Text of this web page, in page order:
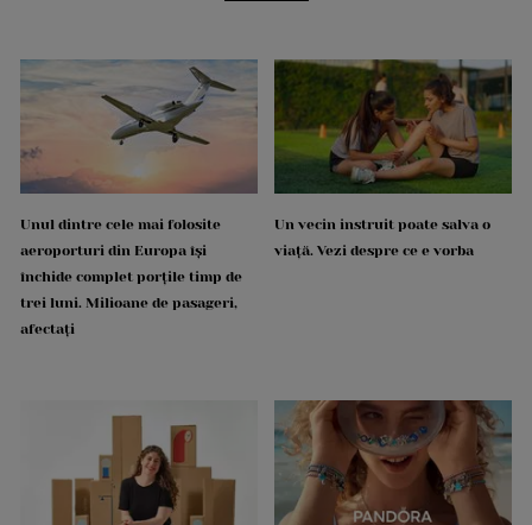
Unul dintre cele mai folosite
aeroporturi din Europa își
închide complet porțile timp de
trei luni. Milioane de pasageri,
afectați
Un vecin instruit poate salva o
viață. Vezi despre ce e vorba